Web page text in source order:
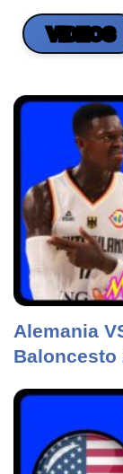
VIDEOS
Alemania
Baloncesto